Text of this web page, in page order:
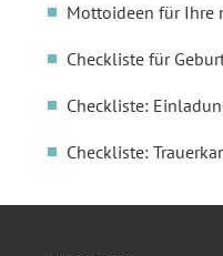
Mottoideen für Ihre
Checkliste für
Checkliste:
Checkliste: